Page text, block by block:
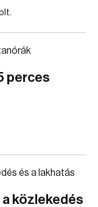
perces
közlekedés